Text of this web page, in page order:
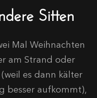
Sitten
Mal Weihnachten
am Strand oder
es dann kälter
besser aufkommt),